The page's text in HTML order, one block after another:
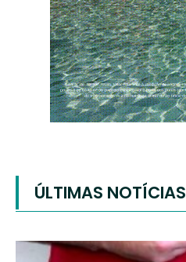
ÚLTIMAS NOTÍCIAS